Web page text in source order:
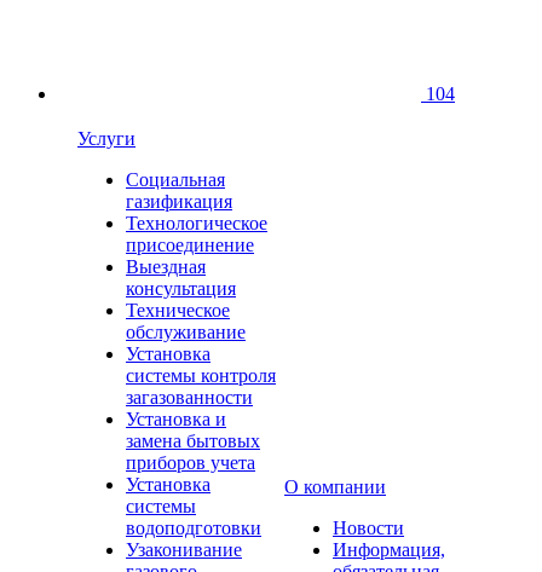
104
Услуги
Социальная
газификация
Технологическое
присоединение
Выездная
консультация
Техническое
обслуживание
Установка
системы контроля
загазованности
Установка и
замена бытовых
приборов учета
Установка
системы
водоподготовки
Узаконивание
О компании
Новости
Информация,